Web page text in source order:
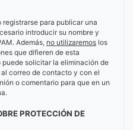
registrarse para publicar una
introducir su nombre y
Además, no utilizaremos los
que difieren de esta
solicitar la eliminación de
correo de contacto y con el
o comentario para que en un
PROTECCIÓN DE